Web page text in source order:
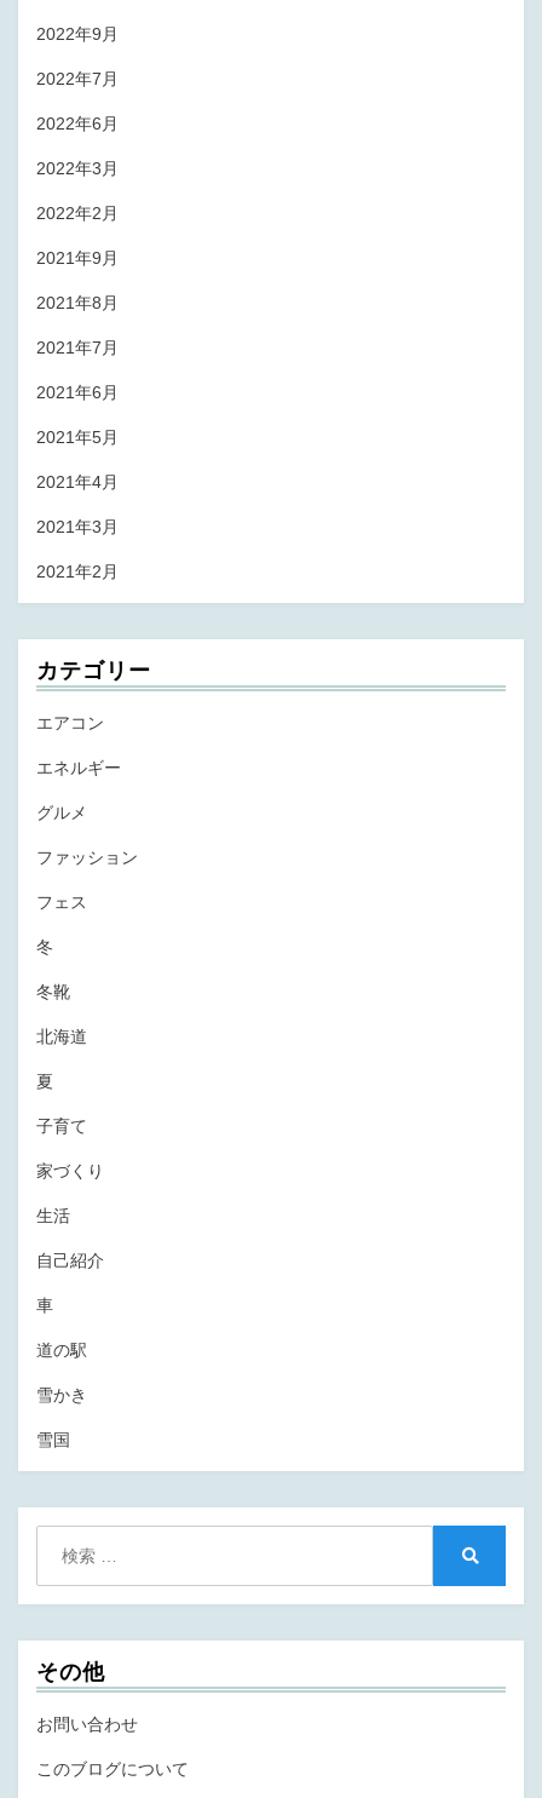
2022年9月
2022年7月
2022年6月
2022年3月
2022年2月
2021年9月
2021年8月
2021年7月
2021年6月
2021年5月
2021年4月
2021年3月
2021年2月
カテゴリー
エアコン
エネルギー
グルメ
ファッション
フェス
冬
冬靴
北海道
夏
子育て
家づくり
生活
自己紹介
車
道の駅
雪かき
雪国
その他
お問い合わせ
このブログについて